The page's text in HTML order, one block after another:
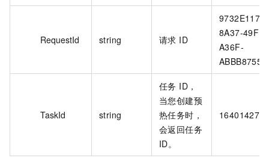
RequestId string 请求 ID
9732E117-
8A37-49FD-
A36F-
TaskId string
任务 ID，
当您创建预
热任务时，
会返回任务
ID。